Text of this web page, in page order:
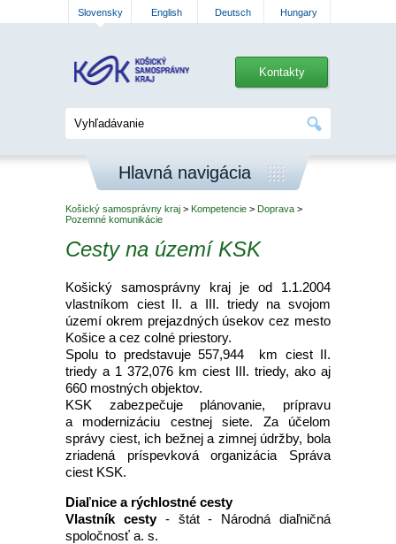
Slovensky English Deutsch Hungary
Kontakty
Hlavná navigácia
Košický samosprávny kraj > Kompetencie > Doprava >
Pozemné komunikácie
Cesty na území KSK
Košický samosprávny kraj je od 1.1.2004
vlastníkom ciest II. a III. triedy na svojom
území okrem prejazdných úsekov cez mesto
Košice a cez colné priestory.
Spolu to predstavuje 557,944 km ciest II.
triedy a 1 372,076 km ciest III. triedy, ako aj
660 mostných objektov.
KSK zabezpečuje plánovanie, prípravu
a modernizáciu cestnej siete. Za účelom
správy ciest, ich bežnej a zimnej údržby, bola
zriadená príspevková organizácia Správa
ciest KSK.
Diaľnice a rýchlostné cesty
Vlastník cesty- štát - Národná diaľničná
spoločnosť a. s.